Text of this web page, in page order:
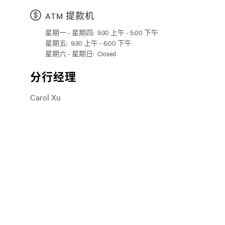
ATM 提款机
日
Time slot
星期一 - 星期四: 9:30 上午 - 5:00 下午
星期五: 9:30 上午 - 6:00 下午
星期六 - 星期日: Closed
分行经理
Carol Xu